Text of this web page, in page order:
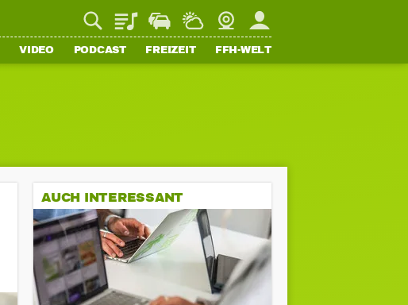
PlaylistStaupilotWetterWebcamMein FFH
VIDEO PODCAST FREIZEIT FFH-WELT
AUCH INTERESSANT